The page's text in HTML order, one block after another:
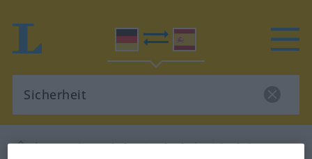
Deutsch-Spanisch Wörterbuch Sicherheit